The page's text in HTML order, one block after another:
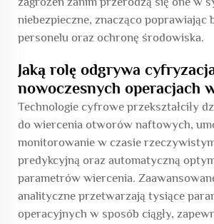
niebezpieczne, znacząco poprawiając
personelu oraz ochronę środowiska.
Jaką rolę odgrywa
nowoczesnych operacjach
Technologie cyfrowe przekształciły
do wiercenia otworów naftowych,
monitorowanie w czasie
predykcyjną oraz automatyczną
parametrów wiercenia.
analityczne przetwarzają tysiące
operacyjnych w sposób ciągły,